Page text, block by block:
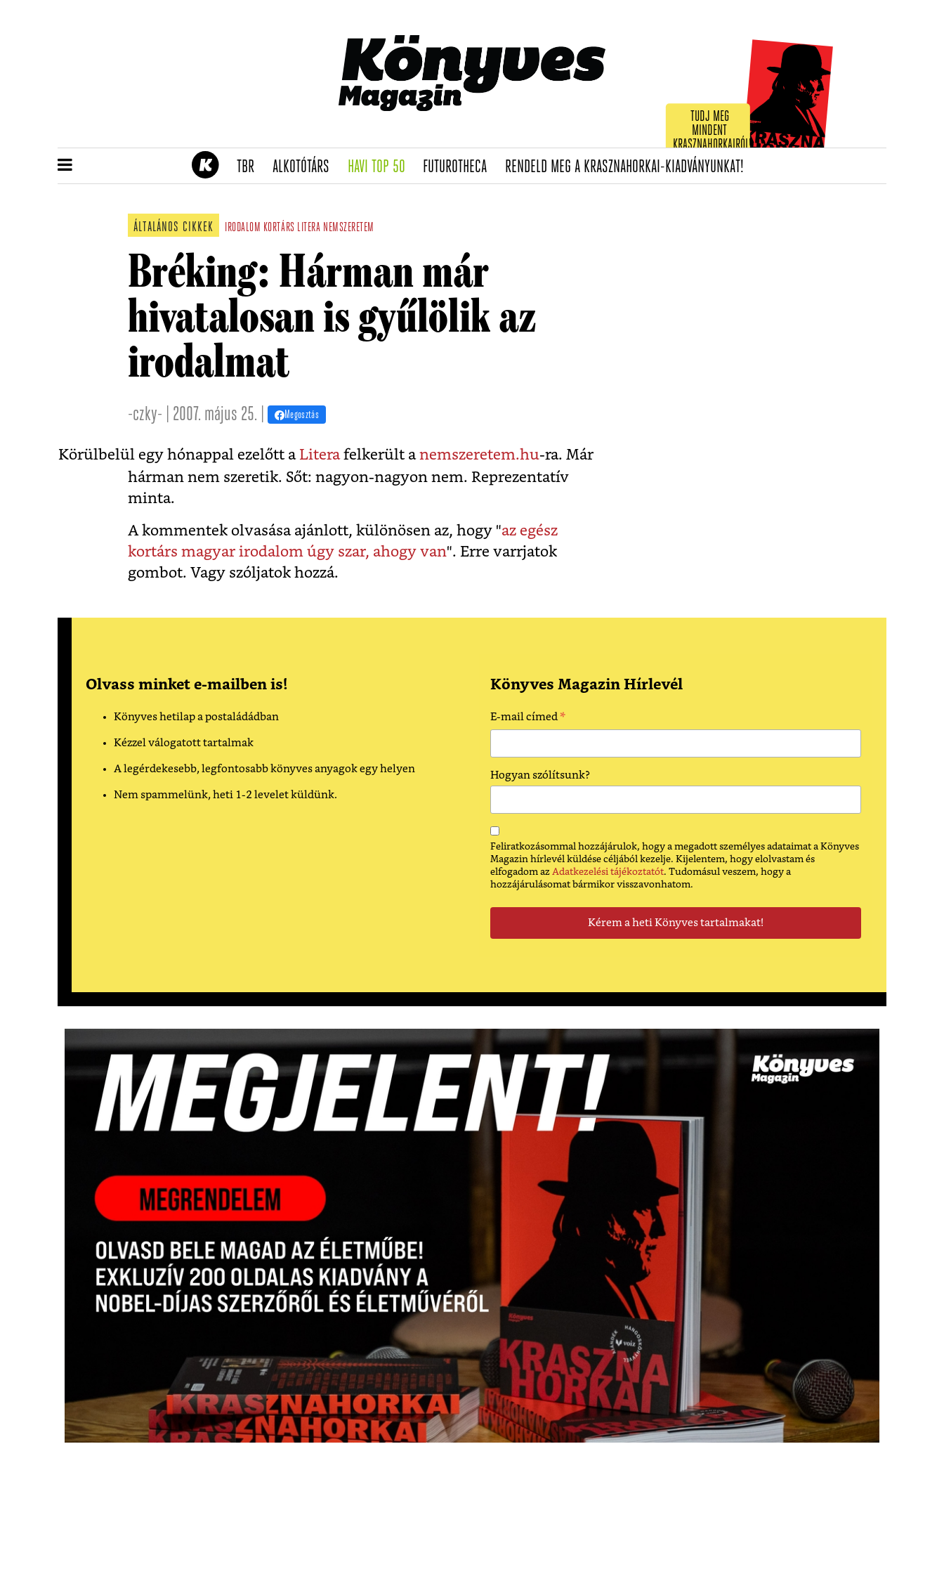
TUDJ MEG
MINDENT
KRASZNAHORKAIRÓL!
TBR(CURRENT)
ALKOTÓTÁRS(CURRENT)
HAVI TOP 50(CURRENT)
FUTUROTHECA(CURRENT)
RENDELD MEG A KRASZNAHORKAI-KIADVÁNYUNKAT!(CURRENT)
ÁLTALÁNOS CIKKEK IRODALOM KORTÁRS LITERA NEMSZERETEM
Bréking: Hárman már
hivatalosan is gyűlölik az
irodalmat
-czky- | 2007. május 25. | Megosztás
Körülbelül egy hónappal ezelőtt a Literafelkerült anemszeretem.hu-ra. Már
hárman nem szeretik. Sőt: nagyon-nagyon nem. Reprezentatív
minta.
A kommentek olvasása ajánlott, különösen az, hogy "az egész
kortárs magyar irodalom úgy szar, ahogy van". Erre varrjatok
gombot. Vagy szóljatok hozzá.
Olvass minket e-mailben is!
Könyves hetilap a postaládádban
Kézzel válogatott tartalmak
A legérdekesebb, legfontosabb könyves anyagok egy helyen
Nem spammelünk, heti 1-2 levelet küldünk.
Könyves Magazin Hírlevél
E-mail címed *
Hogyan szólítsunk?
Feliratkozásommal hozzájárulok, hogy a megadott személyes adataimat a Könyves
Magazin hírlevél küldése céljából kezelje. Kijelentem, hogy elolvastam és
elfogadom az Adatkezelési tájékoztatót. Tudomásul veszem, hogy a
hozzájárulásomat bármikor visszavonhatom.